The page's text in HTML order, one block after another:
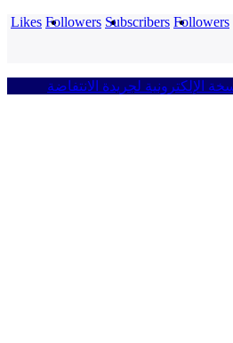
Likes Followers Subscribers Followers